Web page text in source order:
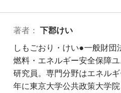
著者： 下郡けい
しもごおり・けい●一般財団
燃料・エネルギー安全保障
研究員。専門分野はエネル
年に東京大学公共政策大学